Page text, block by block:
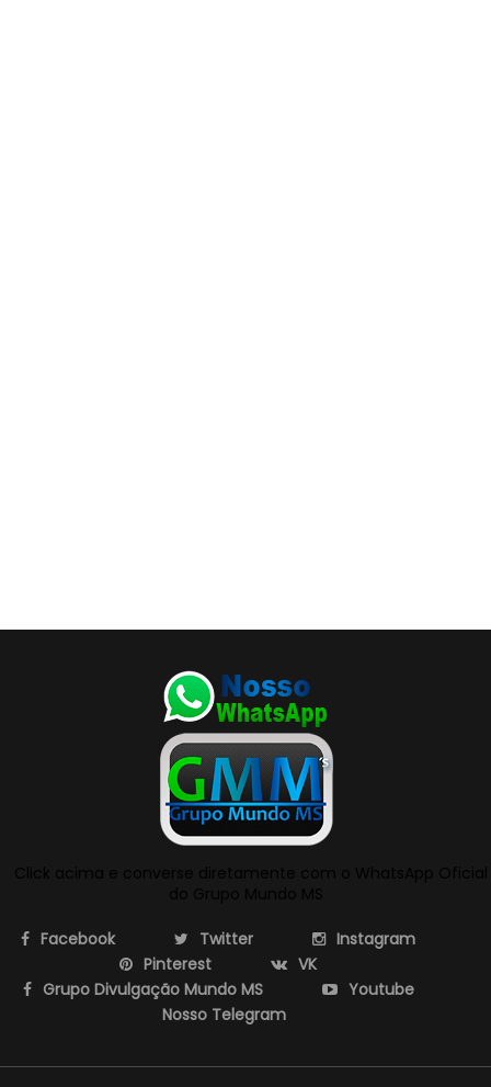
Facebook Twitter
Instagram
Pinterest
VK
Grupo Divulgação Mundo MS
Youtube
Nosso Telegram